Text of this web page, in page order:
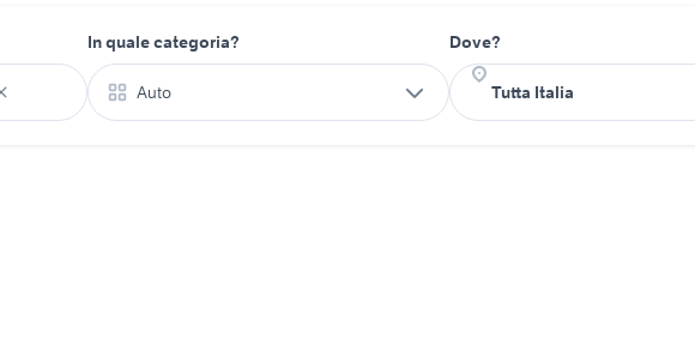
In quale categoria?
Auto
Dove?